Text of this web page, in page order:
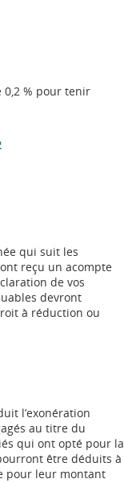
0,2 % pour tenir
qui suit les
reçu un acompte
de vos
devront
à réduction ou
l’exonération
au titre du
qui ont opté pour la
être déduits à
pour leur montant